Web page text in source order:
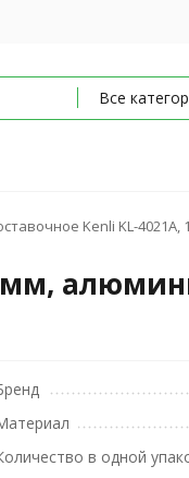
Все
Kenli KL-
мм,
в одной